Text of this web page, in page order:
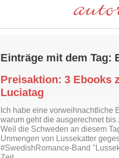
Einträge mit dem Tag:
Preisaktion: 3 Ebooks
Luciatag
Ich habe eine vorweihnachtliche
warum geht die ausgerechnet
Weil die Schweden an diesem
Unmengen von Lussekatter
#SwedishRomance-Band